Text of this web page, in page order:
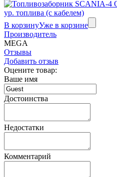
В корзинуУже в корзине
Производитель
MEGA
Отзывы
Добавить отзыв
Оцените товар:
Ваше имя
Достоинства
Недостатки
Комментарий